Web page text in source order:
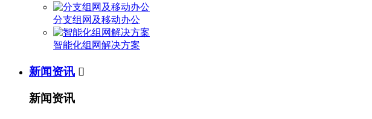
分支组网及移动办公
智能化组网解决方案
新闻资讯 
新闻资讯